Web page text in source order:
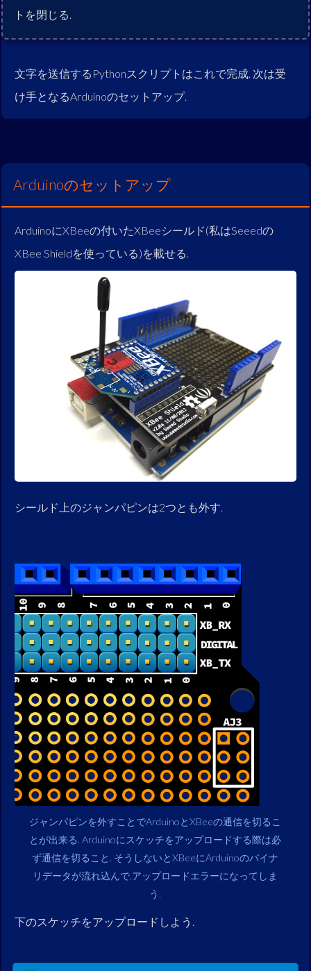
トを閉じる.
文字を送信するPythonスクリプトはこれで完成. 次は受
け手となるArduinoのセットアップ.
Arduinoのセットアップ
ArduinoにXBeeの付いたXBeeシールド(私はSeeedの
XBee Shieldを使っている)を載せる.
シールド上のジャンパピンは2つとも外す.
ジャンパピンを外すことでArduinoとXBeeの通信を切るこ
とが出来る. Arduinoにスケッチをアップロードする際は必
ず通信を切ること. そうしないとXBeeにArduinoのバイナ
リデータが流れ込んで,アップロードエラーになってしま
う.
下のスケッチをアップロードしよう.